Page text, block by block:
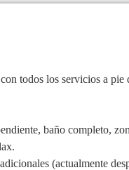
todos los servicios a pie
baño completo,
(actualmente